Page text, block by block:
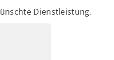
Dienstleistung.